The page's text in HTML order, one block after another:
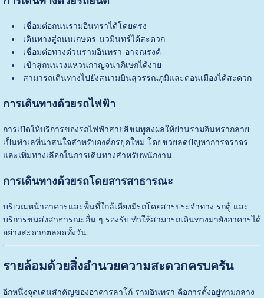
เชื่อมต่อถนนรามอินทราได้โดยตรง
เดินทางสู่ถนนเกษตร-นวมินทร์ได้สะดวก
เชื่อมต่อทางด่วนรามอินทรา-อาจณรงค์
เข้าสู่ถนนวงแหวนกาญจนาภิเษกได้ง่าย
สามารถเดินทางไปยังสนามบินสุวรรณภูมิและดอนเมืองได้สะดวก
การเดินทางด้วยรถไฟฟ้า
การเปิดให้บริการของรถไฟฟ้าสายสีชมพูส่งผลให้ย่านรามอินทรากลาย
เป็นทำเลที่น่าสนใจสำหรับองค์กรยุคใหม่ โดยช่วยลดปัญหาการจราจร
และเพิ่มทางเลือกในการเดินทางสำหรับพนักงาน
การเดินทางด้วยรถโดยสารสาธารณะ
บริเวณหน้าอาคารและพื้นที่ใกล้เคียงมีรถโดยสารประจำทาง รถตู้ และ
บริการขนส่งสาธารณะอื่น ๆ รองรับ ทำให้สามารถเดินทางมายังอาคารได้
อย่างสะดวกตลอดทั้งวัน
รายล้อมด้วยสิ่งอำนวยความสะดวกครบครัน
อีกหนึ่งจุดเด่นสำคัญของอาคารลาโก้ รามอินทรา คือการตั้งอยู่ท่ามกลาง